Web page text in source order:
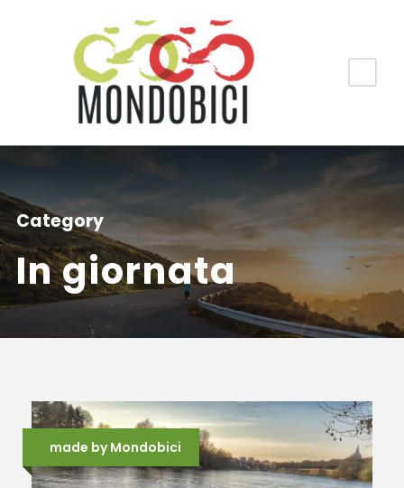
Category
In giornata
made by Mondobici